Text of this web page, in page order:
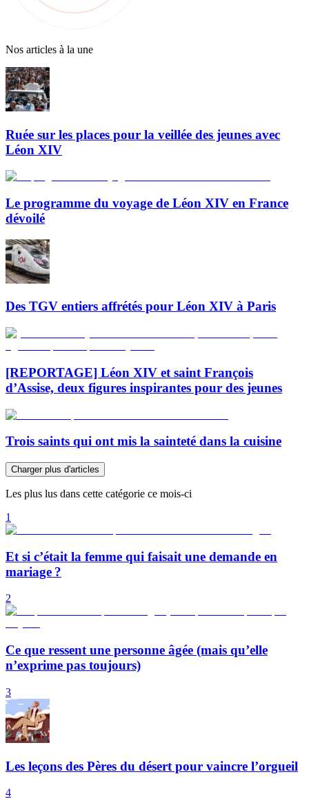
Nos articles à la une
Ruée sur les places pour la veillée des jeunes avec
Léon XIV
Le programme du voyage de Léon XIV en France
dévoilé
Des TGV entiers affrétés pour Léon XIV à Paris
[REPORTAGE] Léon XIV et saint François
d’Assise, deux figures inspirantes pour des jeunes
Trois saints qui ont mis la sainteté dans la cuisine
Charger plus d'articles
Les plus lus dans cette catégorie ce mois-ci
1
Et si c’était la femme qui faisait une demande en
mariage ?
2
Ce que ressent une personne âgée (mais qu’elle
n’exprime pas toujours)
3
Les leçons des Pères du désert pour vaincre l’orgueil
4